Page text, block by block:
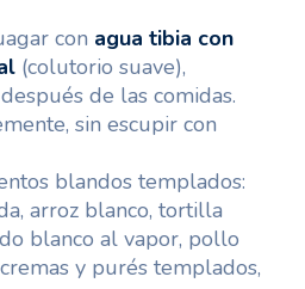
con agua tibia con
(colutorio suave),
de las comidas.
sin escupir con
blandos templados:
arroz blanco, tortilla
blanco al vapor, pollo
y purés templados,